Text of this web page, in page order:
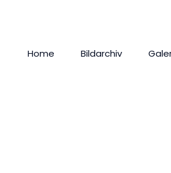
Home Bildarchiv